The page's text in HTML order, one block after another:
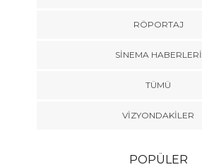
RÖPORTAJ
SINEMA HABERLERI
TÜMÜ
VIZYONDAKILER
POPÜLER